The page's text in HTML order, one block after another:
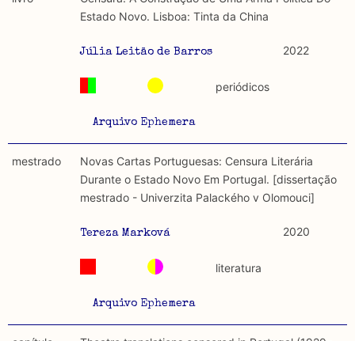
académicos.
Limitações
produzidos até 2022, contudo não foi possível ter acesso
discurso e uso da liberdade de expressão. Trata-se de
uma censura que é omnipresente, dado que é
Regulatória e Constitutiva : são combinadas ambas
abordagens.
Tipo investigação realizada
Teórica
Empírica
Combinação teórico-empírica
Os resultados obtidos podem ser exportados em formato
Estado Novo. Lisboa: Tinta da China
Júlia Leitão de Barros 2022
Arquivo Ephemera
periódicos
mestrado
Novas Cartas Portuguesas: Censura Literária
Durante o Estado Novo Em Portugal. [dissertação
mestrado - Univerzita Palackého v Olomouci]
Tereza Marková 2020
Arquivo Ephemera
literatura